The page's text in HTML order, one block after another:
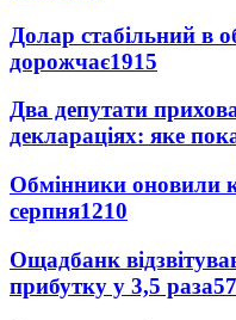
Долар стабільний в
дорожчає1915
Два депутати
деклараціях: яке
Обмінники оновили
серпня1210
Ощадбанк
прибутку у 3,5 раза